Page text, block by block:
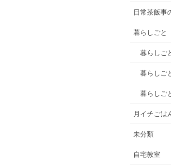
日常茶飯事
暮らしごと
暮らしご
暮らしご
暮らしご
月イチごは
未分類
自宅教室